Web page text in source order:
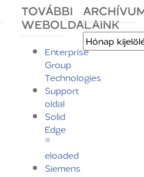
TOVÁBBI
WEBOLDALAINK
Enterprise
Group
Technologies
Support
oldal
Solid
Edge
®
eloaded
Siemens
Archívum